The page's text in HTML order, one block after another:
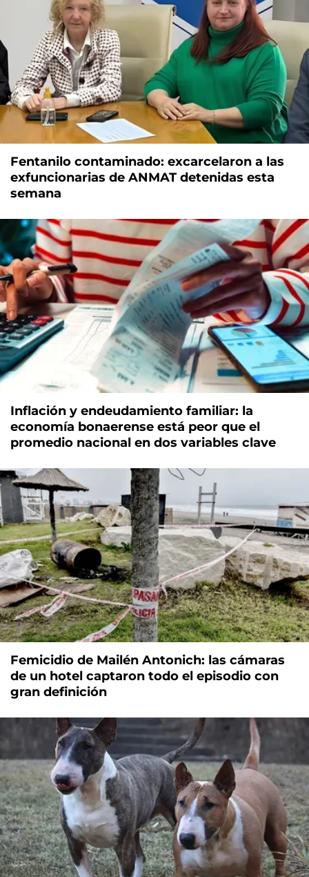
Fentanilo contaminado: excarcelaron a las
exfuncionarias de ANMAT detenidas esta
semana
Inflación y endeudamiento familiar: la
economía bonaerense está peor que el
promedio nacional en dos variables clave
Femicidio de Mailén Antonich: las cámaras
de un hotel captaron todo el episodio con
gran definición